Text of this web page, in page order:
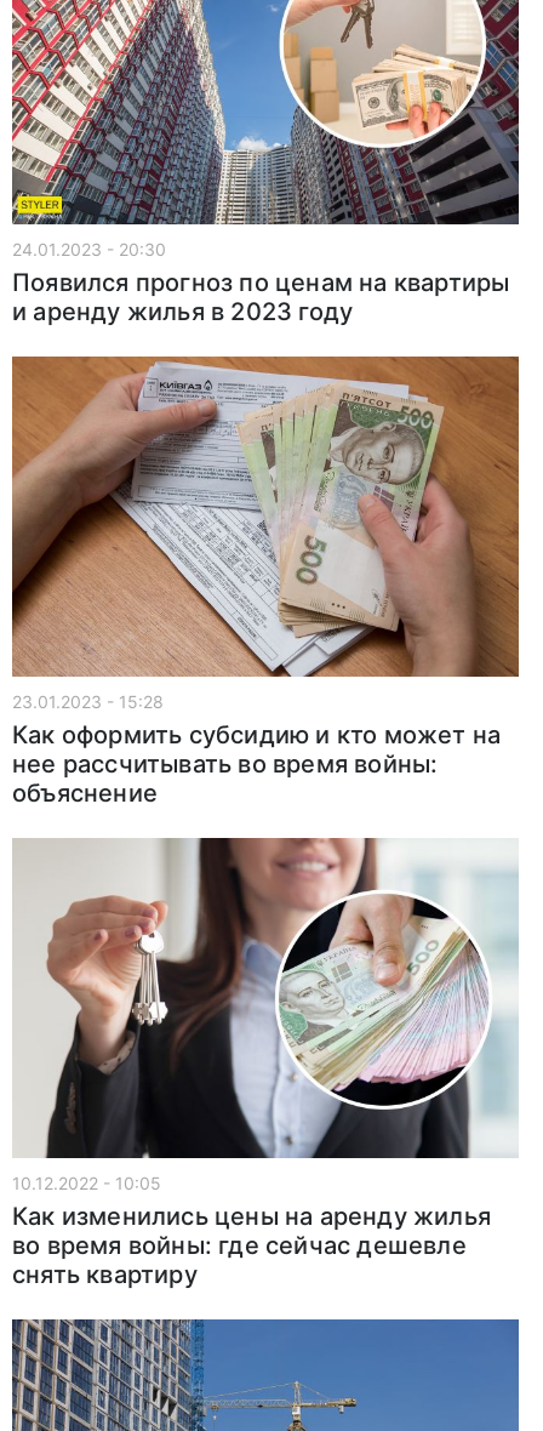
24.01.2023 - 20:30
Появился прогноз по ценам на квартиры
и аренду жилья в 2023 году
23.01.2023 - 15:28
Как оформить субсидию и кто может на
нее рассчитывать во время войны:
объяснение
10.12.2022 - 10:05
Как изменились цены на аренду жилья
во время войны: где сейчас дешевле
снять квартиру